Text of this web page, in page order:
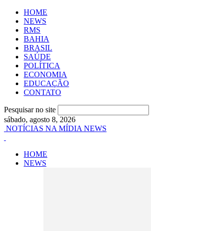
HOME
NEWS
RMS
BAHIA
BRASIL
SAÚDE
POLÍTICA
ECONOMIA
EDUCAÇÃO
CONTATO
Pesquisar no site
sábado, agosto 8, 2026
NOTÍCIAS NA MÍDIA NEWS
HOME
NEWS